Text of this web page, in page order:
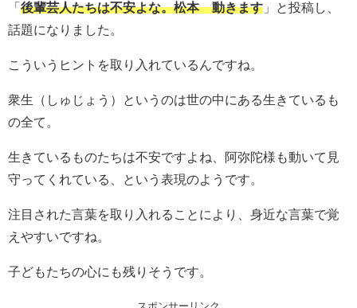
「 後輩芸人たちは不安よな。松本 動きます 」と投稿し、
話題になりました。
こういうヒントを取り入れているんですね。
衆生（しゅじょう）というのは世の中にある生きているも
の全て。
生きているものたちは不安ですよね、阿弥陀様も動いて見
守ってくれている、という表現のようです。
注目された言葉を取り入れることにより、身近な言葉で覚
えやすいですね。
子どもたちの心にも残りそうです。